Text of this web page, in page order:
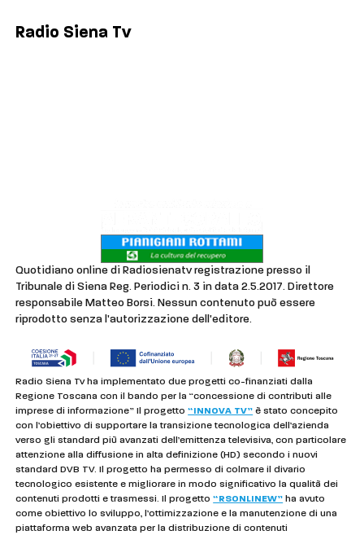
Radio Siena Tv
Quotidiano online di Radiosienatv registrazione presso il
Tribunale di Siena Reg. Periodici n. 3 in data 2.5.2017. Direttore
responsabile Matteo Borsi. Nessun contenuto può essere
riprodotto senza l'autorizzazione dell'editore.
Radio Siena Tv ha implementato due progetti co-finanziati dalla
Regione Toscana con il bando per la “concessione di contributi alle
imprese di informazione” Il progetto“INNOVA TV” è stato concepito
con l’obiettivo di supportare la transizione tecnologica dell’azienda
verso gli standard più avanzati dell’emittenza televisiva, con particolare
attenzione alla diffusione in alta definizione (HD) secondo i nuovi
standard DVB TV. Il progetto ha permesso di colmare il divario
tecnologico esistente e migliorare in modo significativo la qualità dei
contenuti prodotti e trasmessi. Il progetto“RSONLINEW” ha avuto
come obiettivo lo sviluppo, l’ottimizzazione e la manutenzione di una
piattaforma web avanzata per la distribuzione di contenuti